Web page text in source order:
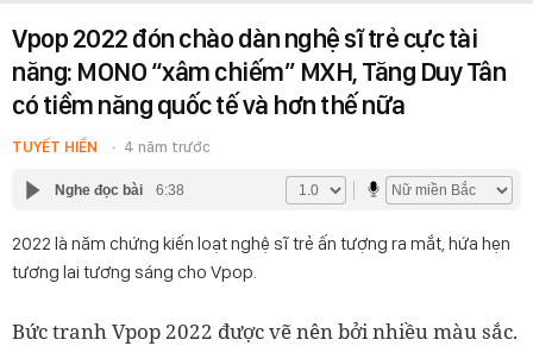
Vpop 2022 đón chào dàn nghệ sĩ trẻ cực tài
năng: MONO “xâm chiếm” MXH, Tăng Duy Tân
có tiềm năng quốc tế và hơn thế nữa
TUYẾT HIỀN 4 năm trước
Nghe đọc bài 6:38
2022 là năm chứng kiến loạt nghệ sĩ trẻ ấn tượng ra mắt, hứa hẹn
tương lai tương sáng cho Vpop.
Bức tranh Vpop 2022 được vẽ nên bởi nhiều màu sắc.